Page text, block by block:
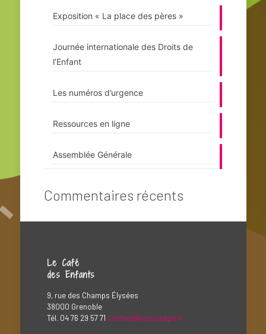
Exposition « La place des pères »
Journée internationale des Droits de
l’Enfant
Les numéros d’urgence
Ressources en ligne
Assemblée Générale
Commentaires récents
Le Café
des Enfants
9, rue des Champs Élysées
38000 Grenoble
Tél. 04 76 29 57 71 contact@lasoupape.fr